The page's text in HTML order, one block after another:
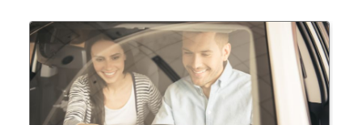
pessoais